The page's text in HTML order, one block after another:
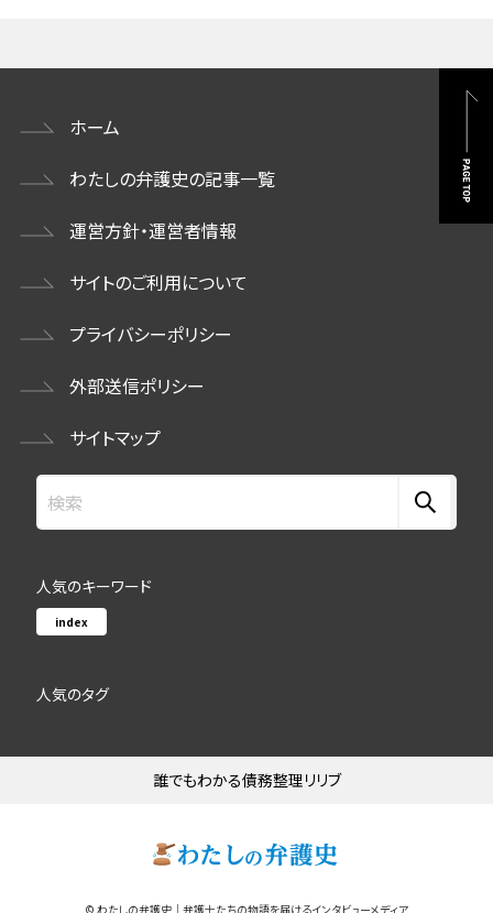
ホーム
わたしの弁護史の記事一覧
運営方針・運営者情報
サイトのご利用について
プライバシーポリシー
外部送信ポリシー
サイトマップ
人気のキーワード
index
人気のタグ
誰でもわかる債務整理リリブ
© わたしの弁護史｜弁護士たちの物語を届けるインタビューメディア